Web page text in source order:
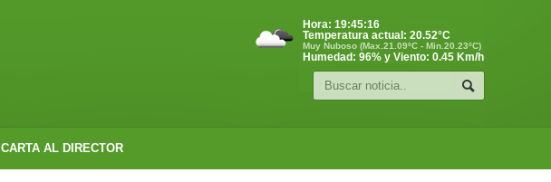
Hora: 19:45:17
Temperatura actual: 20.52°C
Muy Nuboso (Max.21.09ºC - Min.20.23ºC)
Humedad: 96% y Viento: 0.45 Km/h
CARTA AL DIRECTOR